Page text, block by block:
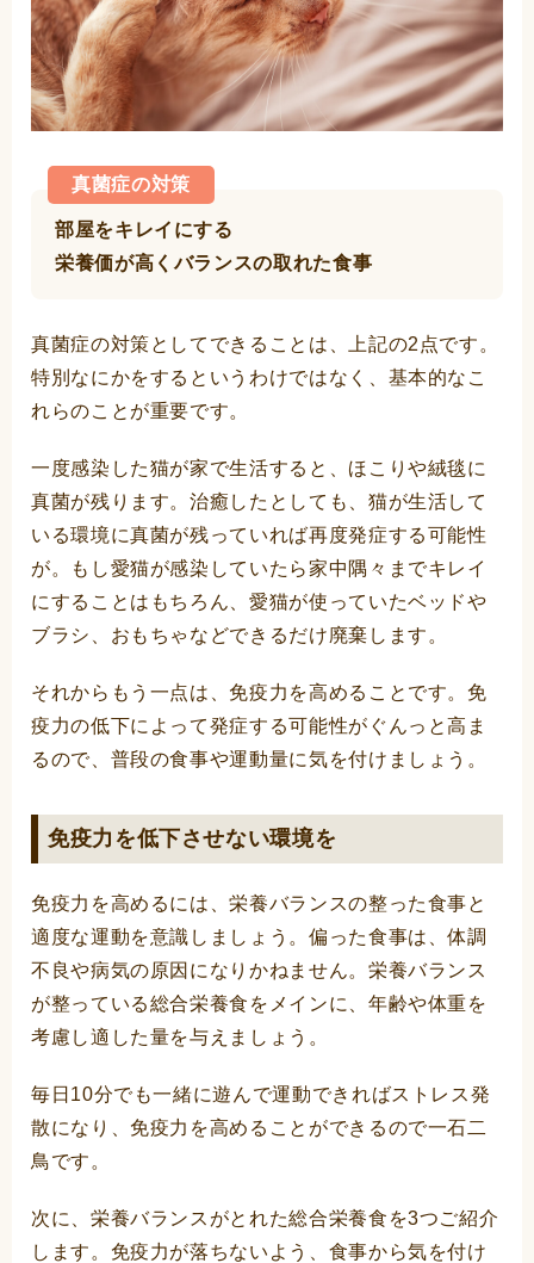
真菌症の対策
部屋をキレイにする
栄養価が高くバランスの取れた食事
真菌症の対策としてできることは、上記の2点です。
特別なにかをするというわけではなく、基本的なこ
れらのことが重要です。
一度感染した猫が家で生活すると、ほこりや絨毯に
真菌が残ります。治癒したとしても、猫が生活して
いる環境に真菌が残っていれば再度発症する可能性
が。もし愛猫が感染していたら家中隅々までキレイ
にすることはもちろん、愛猫が使っていたベッドや
ブラシ、おもちゃなどできるだけ廃棄します。
それからもう一点は、免疫力を高めることです。免
疫力の低下によって発症する可能性がぐんっと高ま
るので、普段の食事や運動量に気を付けましょう。
免疫力を低下させない環境を
免疫力を高めるには、栄養バランスの整った食事と
適度な運動を意識しましょう。偏った食事は、体調
不良や病気の原因になりかねません。栄養バランス
が整っている総合栄養食をメインに、年齢や体重を
考慮し適した量を与えましょう。
毎日10分でも一緒に遊んで運動できればストレス発
散になり、免疫力を高めることができるので一石二
鳥です。
次に、栄養バランスがとれた総合栄養食を3つご紹介
します。免疫力が落ちないよう、食事から気を付け